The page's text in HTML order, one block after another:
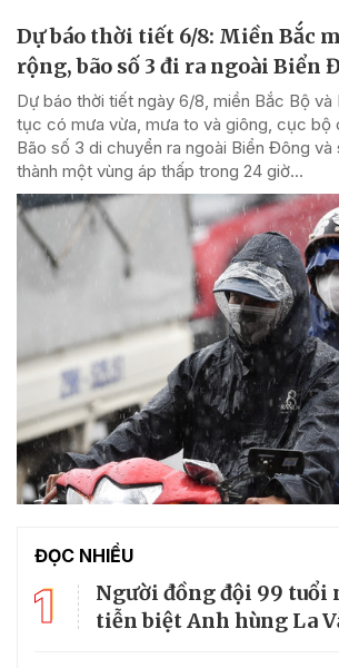
Dự báo thời tiết 6/8: Miền Bắc
rộng, bão số 3 đi ra ngoài Biển
Dự báo thời tiết ngày 6/8, miền Bắc Bộ và
tục có mưa vừa, mưa to và giông, cục bộ
Bão số 3 di chuyển ra ngoài Biển Đông và
thành một vùng áp thấp trong 24 giờ...
ĐỌC NHIỀU
1
Người đồng đội 99 tuổi
tiễn biệt Anh hùng La